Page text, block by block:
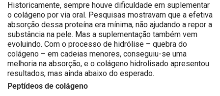
Historicamente, sempre houve dificuldade em suplementar
o colágeno por via oral. Pesquisas mostravam que a efetiva
absorção dessa proteína era mínima, não ajudando a repor a
substância na pele. Mas a suplementação também vem
evoluindo. Com o processo de hidrólise – quebra do
colágeno – em cadeias menores, conseguiu-se uma
melhoria na absorção, e o colágeno hidrolisado apresentou
resultados, mas ainda abaixo do esperado.
Peptídeos de colágeno